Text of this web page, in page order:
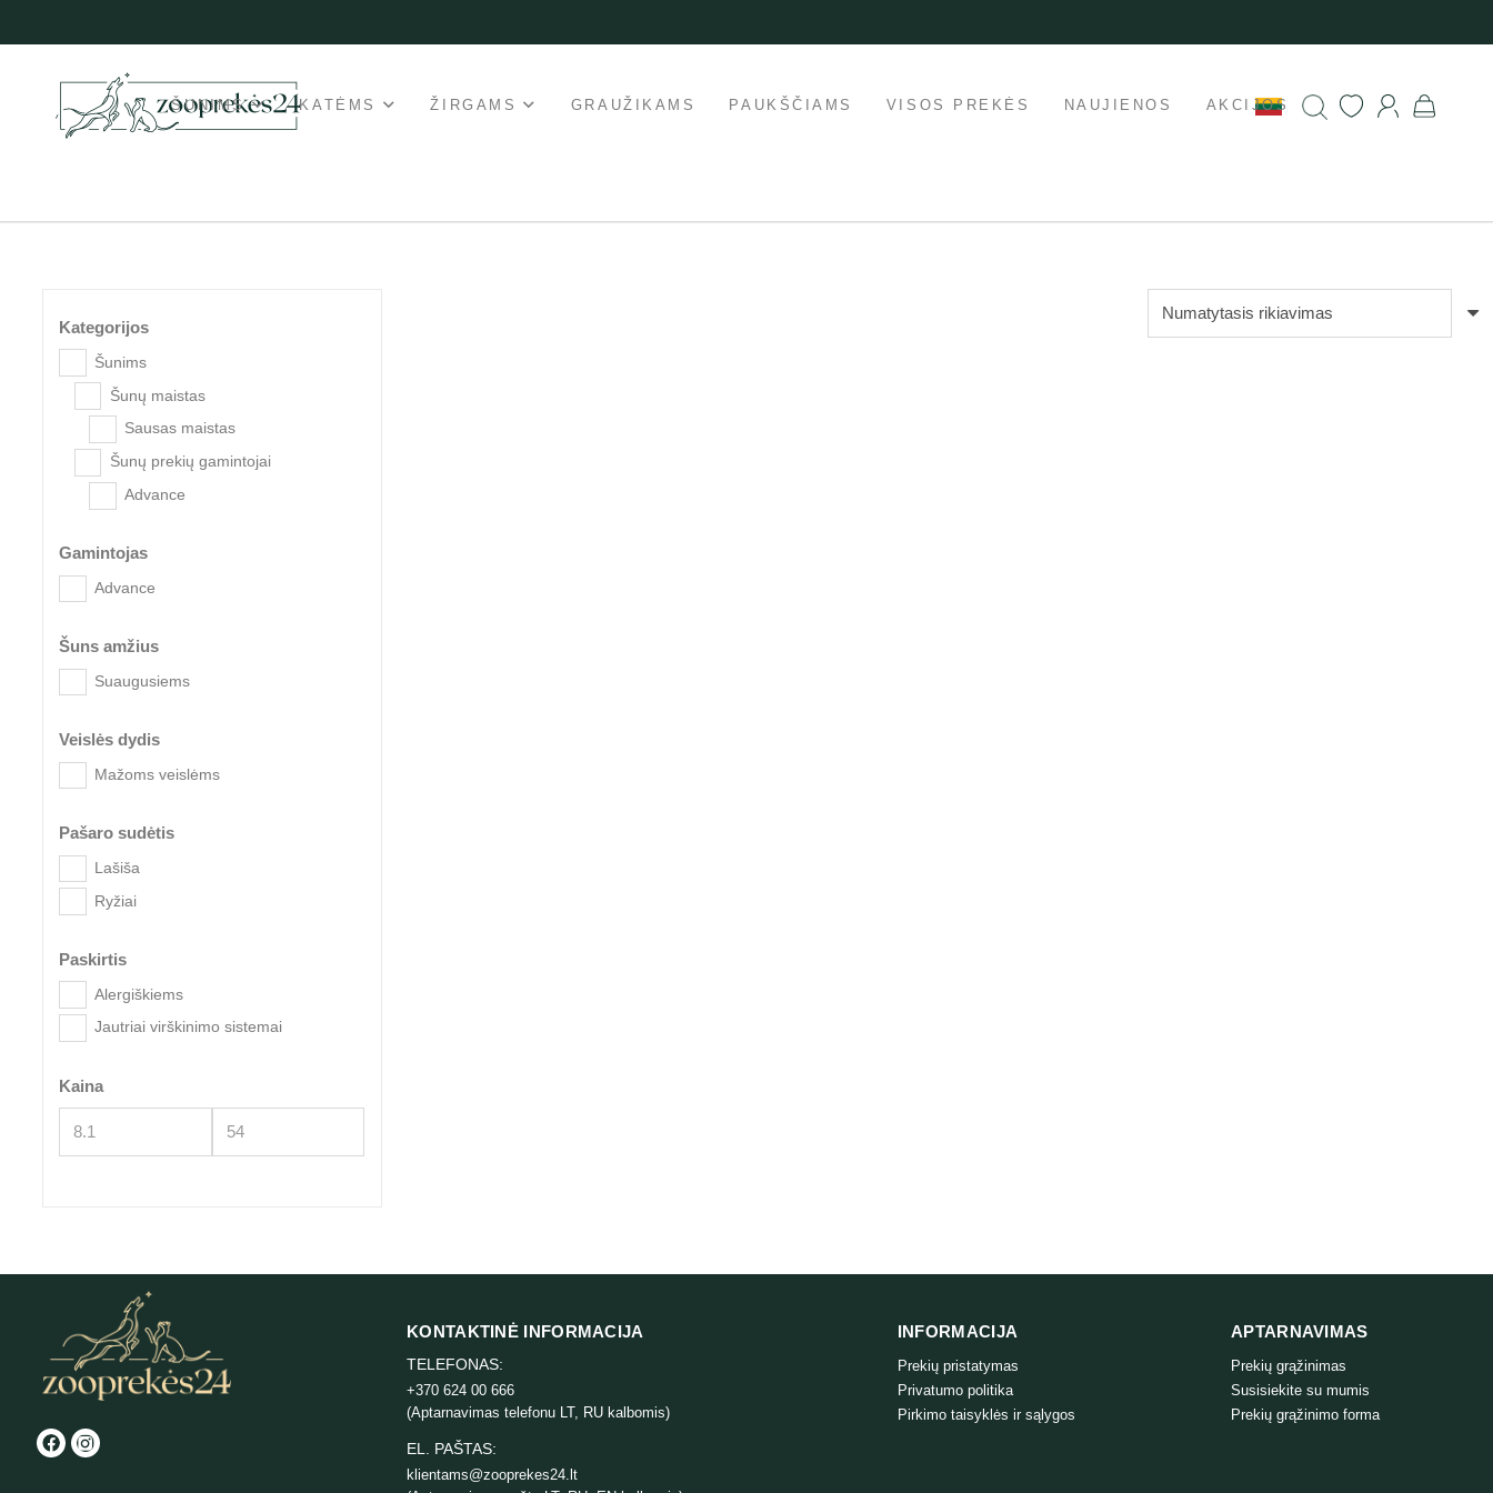
ŠUNIMS KATĖMS ŽIRGAMS GRAUŽIKAMS PAUKŠČIAMS VISOS PREKĖS NAUJIENOS AKCIJOS
Kategorijos
Šunims
Šunų maistas
Sausas maistas
Šunų prekių gamintojai
Advance
Gamintojas
Advance
Šuns amžius
Suaugusiems
Veislės dydis
Mažoms veislėms
Pašaro sudėtis
Lašiša
Ryžiai
Paskirtis
Alergiškiems
Jautriai virškinimo sistemai
Kaina
KONTAKTINĖ INFORMACIJA
TELEFONAS:
+370 624 00 666
(Aptarnavimas telefonu LT, RU kalbomis)
EL. PAŠTAS:
klientams@zooprekes24.lt
INFORMACIJA
Prekių pristatymas
Privatumo politika
Pirkimo taisyklės ir sąlygos
APTARNAVIMAS
Prekių grąžinimas
Susisiekite su mumis
Prekių grąžinimo forma